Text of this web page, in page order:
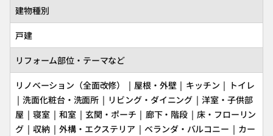
建物種別
戸建
リフォーム部位・テーマなど
リノベーション（全面改修） | 屋根・外壁 | キッチン | トイレ
| 洗面化粧台・洗面所 | リビング・ダイニング | 洋室・子供部
屋 | 寝室 | 和室 | 玄関・ポーチ | 廊下・階段 | 床・フローリン
グ | 収納 | 外構・エクステリア | ベランダ・バルコニー | カー